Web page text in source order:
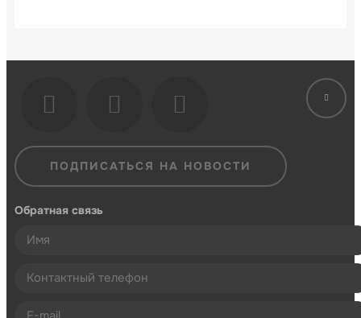
ПОДПИСАТЬСЯ НА НОВОСТИ
Обратная связь